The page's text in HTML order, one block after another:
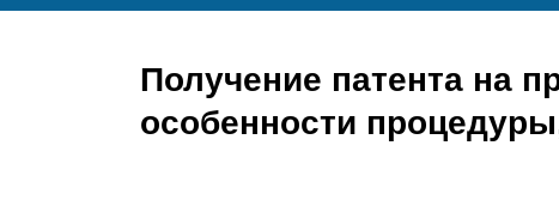
Получение патента на
особенности